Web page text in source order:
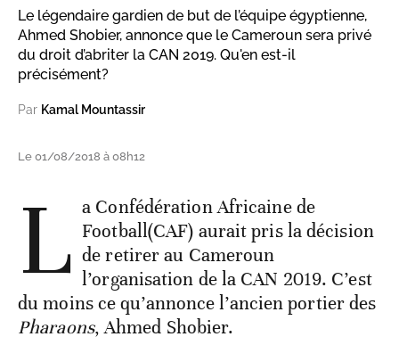
Le légendaire gardien de but de l’équipe égyptienne,
Ahmed Shobier, annonce que le Cameroun sera privé
du droit d’abriter la CAN 2019. Qu'en est-il
précisément?
Par Kamal Mountassir
Le 01/08/2018 à 08h12
L a Confédération Africaine de
Football(CAF) aurait pris la décision
de retirer au Cameroun
l’organisation de la CAN 2019. C’est
du moins ce qu’annonce l’ancien portier des
Pharaons, Ahmed Shobier.